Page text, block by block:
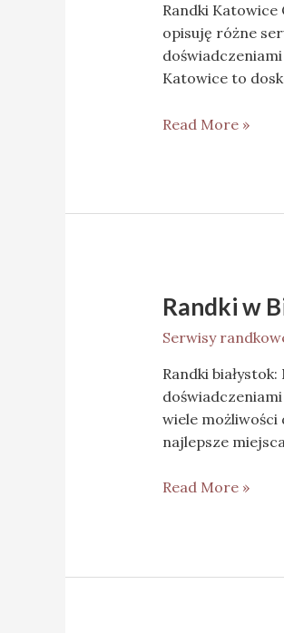
Randki
opisuję różne
Katowice to
Read More »
Randki w
Serwisy
Randki
wiele możliwości
najlepsze
Read More »